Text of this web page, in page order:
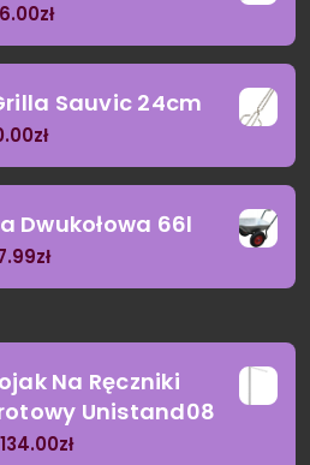
zł
Sauvic 24cm
zł
Dwukołowa 66l
zł
Na Ręczniki
Unistand08
134.00zł